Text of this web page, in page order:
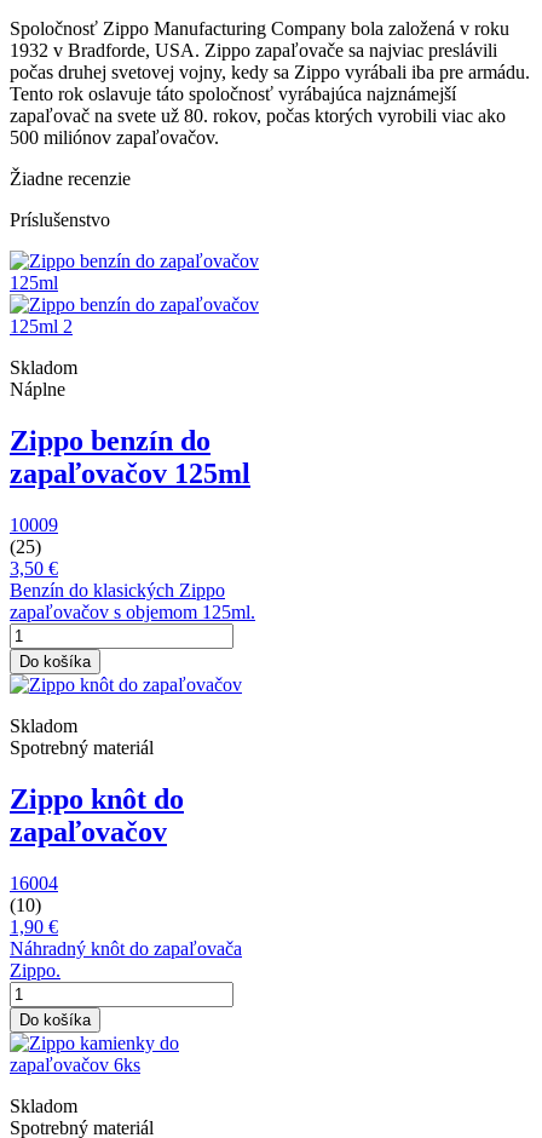
Spoločnosť Zippo Manufacturing Company bola založená v roku
1932 v Bradforde, USA. Zippo zapaľovače sa najviac preslávili
počas druhej svetovej vojny, kedy sa Zippo vyrábali iba pre armádu.
Tento rok oslavuje táto spoločnosť vyrábajúca najznámejší
zapaľovač na svete už 80. rokov, počas ktorých vyrobili viac ako
500 miliónov zapaľovačov.
Žiadne recenzie
Príslušenstvo
Skladom
Náplne
Zippo benzín do
zapaľovačov 125ml
10009
(25)
3,50 €
Benzín do klasických Zippo
zapaľovačov s objemom 125ml.
Do košíka
Skladom
Spotrebný materiál
Zippo knôt do
zapaľovačov
16004
(10)
1,90 €
Náhradný knôt do zapaľovača
Zippo.
Do košíka
Skladom
Spotrebný materiál